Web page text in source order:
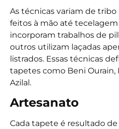
As técnicas variam de
feitos à mão até
incorporam trabalhos de
outros utilizam laçadas
listrados. Essas técnicas
tapetes como Beni
Azilal.
Artesanato
Cada tapete é resultado